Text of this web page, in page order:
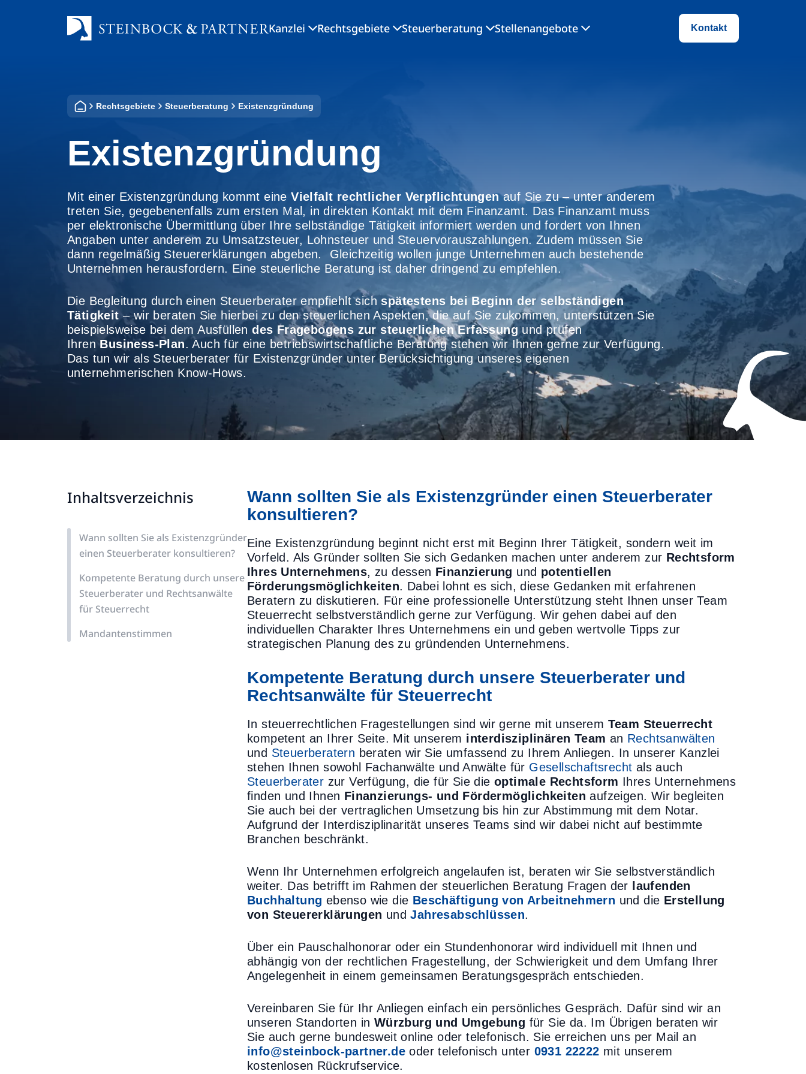
Kanzlei Rechtsgebiete Steuerberatung Stellenangebote Kontakt
Rechtsgebiete Steuerberatung Existenzgründung
Existenzgründung
Mit einer Existenzgründung kommt eineVielfalt rechtlicher Verpflichtungenauf Sie zu – unter anderem
treten Sie, gegebenenfalls zum ersten Mal, in direkten Kontakt mit dem Finanzamt. Das Finanzamt muss
per elektronische Übermittlung über Ihre selbständige Tätigkeit informiert werden und fordert von Ihnen
Angaben unter anderem zu Umsatzsteuer, Lohnsteuer und Steuervorauszahlungen. Zudem müssen Sie
dann regelmäßig Steuererklärungen abgeben. Gleichzeitig wollen junge Unternehmen auch bestehende
Unternehmen herausfordern. Eine steuerliche Beratung ist daher dringend zu empfehlen.
Die Begleitung durch einen Steuerberater empfiehlt sich spätestens bei Beginn der selbständigen
Tätigkeit – wir beraten Sie hierbei zu den steuerlichen Aspekten, die auf Sie zukommen, unterstützen Sie
beispielsweise bei dem Ausfüllendes Fragebogens zur steuerlichen Erfassungund prüfen
IhrenBusiness-Plan. Auch für eine betriebswirtschaftliche Beratung stehen wir Ihnen gerne zur Verfügung.
Das tun wir als Steuerberater für Existenzgründer unter Berücksichtigung unseres eigenen
unternehmerischen Know-Hows.
Inhaltsverzeichnis
Wann sollten Sie als Existenzgründer
einen Steuerberater konsultieren?
Kompetente Beratung durch unsere
Steuerberater und Rechtsanwälte
für Steuerrecht
Mandantenstimmen
Wann sollten Sie als Existenzgründer einen Steuerberater
konsultieren?
Eine Existenzgründung beginnt nicht erst mit Beginn Ihrer Tätigkeit, sondern weit im
Vorfeld. Als Gründer sollten Sie sich Gedanken machen unter anderem zur Rechtsform
Ihres Unternehmens, zu dessen Finanzierung und potentiellen
Förderungsmöglichkeiten. Dabei lohnt es sich, diese Gedanken mit erfahrenen
Beratern zu diskutieren. Für eine professionelle Unterstützung steht Ihnen unser Team
Steuerrecht selbstverständlich gerne zur Verfügung. Wir gehen dabei auf den
individuellen Charakter Ihres Unternehmens ein und geben wertvolle Tipps zur
strategischen Planung des zu gründenden Unternehmens.
Kompetente Beratung durch unsere Steuerberater und
Rechtsanwälte für Steuerrecht
In steuerrechtlichen Fragestellungen sind wir gerne mit unserem Team Steuerrecht
kompetent an Ihrer Seite. Mit unserem interdisziplinären Team an Rechtsanwälten
und Steuerberatern beraten wir Sie umfassend zu Ihrem Anliegen. In unserer Kanzlei
stehen Ihnen sowohl Fachanwälte und Anwälte für Gesellschaftsrecht als auch
Steuerberater zur Verfügung, die für Sie dieoptimale Rechtsform Ihres Unternehmens
finden und Ihnen Finanzierungs- und Fördermöglichkeiten aufzeigen. Wir begleiten
Sie auch bei der vertraglichen Umsetzung bis hin zur Abstimmung mit dem Notar.
Aufgrund der Interdisziplinarität unseres Teams sind wir dabei nicht auf bestimmte
Branchen beschränkt.
Wenn Ihr Unternehmen erfolgreich angelaufen ist, beraten wir Sie selbstverständlich
weiter. Das betrifft im Rahmen der steuerlichen Beratung Fragen der
laufenden
Buchhaltung ebenso wie die Beschäftigung von Arbeitnehmern und die Erstellung
von Steuererklärungen undJahresabschlüssen.
Über ein Pauschalhonorar oder ein Stundenhonorar wird individuell mit Ihnen und
abhängig von der rechtlichen Fragestellung, der Schwierigkeit und dem Umfang Ihrer
Angelegenheit in einem gemeinsamen Beratungsgespräch entschieden.
Vereinbaren Sie für Ihr Anliegen einfach ein persönliches Gespräch. Dafür sind wir an
unseren Standorten in Würzburg und Umgebung für Sie da. Im Übrigen beraten wir
Sie auch gerne bundesweit online oder telefonisch. Sie erreichen uns per Mail an
info@steinbock-partner.de oder telefonisch unter 0931 22222 mit unserem
kostenlosen Rückrufservice.